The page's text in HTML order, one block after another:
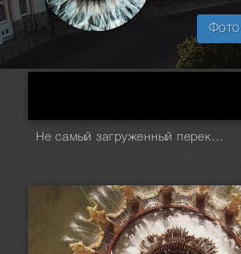
Фото
Не самый загруженный перекресток в городе!